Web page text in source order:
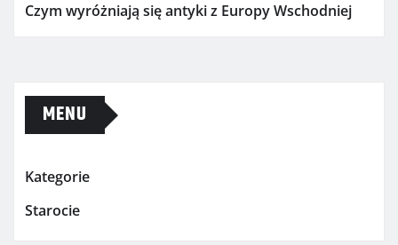
Czym wyróżniają się antyki z Europy Wschodniej
MENU
Kategorie
Starocie